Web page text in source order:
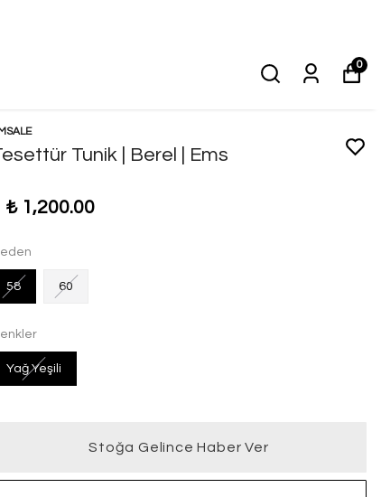
0
Tunik | Berel | Ems
₺ 1,200.00
58 60
Yağ Yeşili
Stoğa Gelince Haber Ver